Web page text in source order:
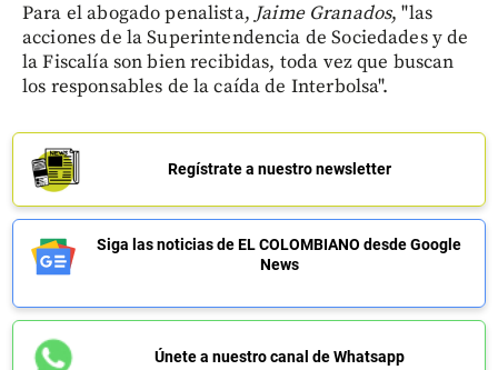
Para el abogado penalista, Jaime Granados, "las
acciones de la Superintendencia de Sociedades y de
la Fiscalía son bien recibidas, toda vez que buscan
los responsables de la caída de Interbolsa".
Regístrate a nuestro newsletter
Siga las noticias de EL COLOMBIANO desde Google
News
Únete a nuestro canal de Whatsapp